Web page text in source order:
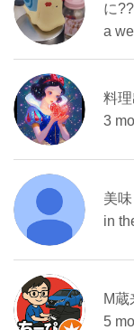
に
a
料
3
美
in
M蔵
5